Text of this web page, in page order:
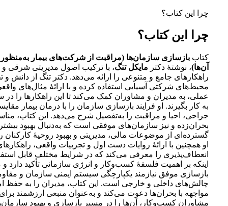
چرا این کتاب؟
چرا این کتاب؟
کتاب بازسازی سازمان‌ها (مراقبت از شرکت‌های بیمار
آن‌ها)، نوشتۀ دکتر مایکل تنگ، با ترکیب اصول مدیریتی شرقی و
راهکارهای جامع و متنوعی را ارائه می‌دهد. دکتر تنگ از دانش و
محیط‌های شرکتی آسیایی استفاده کرده و با ارائۀ مثال‌های
عملی، به مدیران و مشاوران کمک می‌کند تا این راهکارها را
به کار بگیرند. او فرایند بازسازی سازمان را با درمان بیمار
جراحی، احیا و مراقبت را به‌تفصیل شرح می‌دهد. این کتاب،
بحران‌زده و نیز سازمان‌های موفقی است که به‌دنبال بهبود
گسترده‌ای از موضوعات مالی، مدیریتی و بهبود روحیۀ
او همچنین با ارائۀ روایات دست اول و تجربیات واقعی،
انعطاف‌پذیری را معرفی می‌کند که در شرایط مختلف قابل
اینکه بر اهمیت فلسفۀ کسب‌وکار و انرژی سازمانی تأکید دارد
بازسازی موفق نیازمند یکپارچگی سیستم ایمنی سازمان و
چالش‌های داخلی و خارجی است. این کتاب، مدیران را به حفظ
مواجهه با بحران‌ها دعوت می‌کند و به‌عنوان منبعی ارزشمند
مشاوران کسب‌وکار، آن‌ها را در مسیر بازسازی و بهبود